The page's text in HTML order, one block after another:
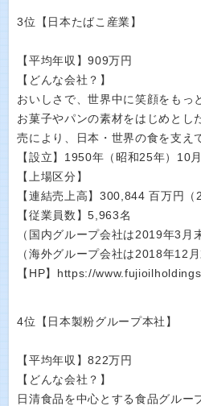
3位【日本たばこ産業】
【平均年収】909万円
【どんな会社？】
おいしさで、世界中に笑顔をもっ
お菓子やパンの素材をはじめとし
売により、日本・世界の食を支え
【設立】1950年（昭和25年）10月
【上場区分】
【連結売上高】300,844 百万円（
【従業員数】5,963名
（国内グループ会社は2019年3月
（海外グループ会社は2018年12月
【HP】https://
4位【日本製粉グループ本社】
【平均年収】822万円
【どんな会社？】
日清食品を中心とする食品グルー